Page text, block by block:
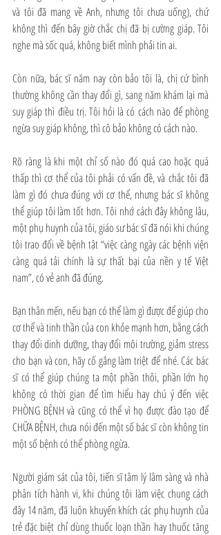
và tôi đã mang về Anh, nhưng tôi chưa uống), chứ
không thì đến bây giờ chắc chị đã bị cường giáp. Tôi
nghe mà sốc quá, không biết mình phải tin ai.
Còn nữa, bác sĩ năm nay còn bảo tôi là, chị cứ bình
thường không cần thay đổi gì, sang năm khám lại mà
suy giáp thì điều trị. Tôi hỏi là có cách nào để phòng
ngừa suy giáp không, thì cô bảo không có cách nào.
Rõ ràng là khi một chỉ số nào đó quá cao hoặc quá
thấp thì cơ thể của tôi phải có vấn đề, và chắc tôi đã
làm gì đó chưa đúng với cơ thể, nhưng bác sĩ không
thể giúp tôi làm tốt hơn. Tôi nhớ cách đây không lâu,
một phụ huynh của tôi, giáo sư bác sĩ đã nói khi chúng
tôi trao đổi về bệnh tật “việc càng ngày các bệnh viện
càng quá tải chính là sự thất bại của nền y tế Việt
nam”, có vẻ anh đã đúng.
Bạn thân mến, nếu bạn có thể làm gì được để giúp cho
cơ thể và tinh thần của con khỏe mạnh hơn, bằng cách
thay đổi dinh dưỡng, thay đổi môi trường, giảm stress
cho bạn và con, hãy cố gắng làm triệt để nhé. Các bác
sĩ có thể giúp chúng ta một phần thôi, phần lớn họ
không có thời gian để tìm hiểu hay chú ý đến việc
PHÒNG BỆNH và cũng có thể vì họ được đào tạo để
CHỮA BỆNH, chưa nói đến một số bác sĩ còn không tin
một số bệnh có thể phòng ngừa.
Người giám sát của tôi, tiến sĩ tâm lý lâm sàng và nhà
phân tích hành vi, khi chúng tôi làm việc chung cách
đây 14 năm, đã luôn khuyến khích các phụ huynh của
trẻ đặc biệt chỉ dùng thuốc loạn thần hay thuốc tăng